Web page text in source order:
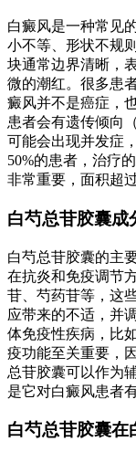
白癜风是一种常见
小不等、形状不规
块通常边界清晰，
微的潮红。很多患
癜风并不是癌症，
患者会有遗传倾向
可能会出现并发症
50%的患者，治疗
非常重要，面积超
白芍总苷胶囊成
白芍总苷胶囊的主
在抗炎和免疫调节
苷、芍药苷等，这
应带来的不适，并
体免疫性疾病，比
疫功能至关重要，
总苷胶囊可以作为
是它对白癜风患者
白芍总苷胶囊在